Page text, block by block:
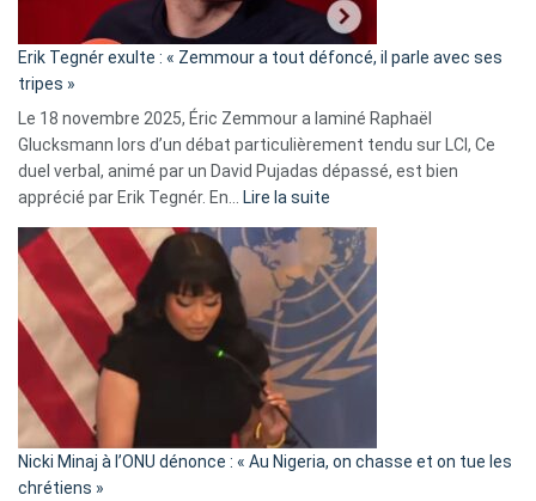
«
C’est
fake
news
»
Erik Tegnér exulte : « Zemmour a tout défoncé, il parle avec ses
tripes »
Le 18 novembre 2025, Éric Zemmour a laminé Raphaël
Glucksmann lors d’un débat particulièrement tendu sur LCI, Ce
duel verbal, animé par un David Pujadas dépassé, est bien
apprécié par Erik Tegnér. En…
Lire la suite
Tegnér
exulte
« Zemmour
a
tout
parle
Nicki Minaj à l’ONU dénonce : « Au Nigeria, on chasse et on tue les
chrétiens »